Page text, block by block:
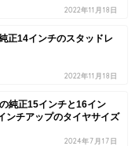
2022年11月18日
正14インチのスタッドレ
2022年11月18日
純正15インチと16イン
ンチアップのタイヤサイズ
2024年7月17日